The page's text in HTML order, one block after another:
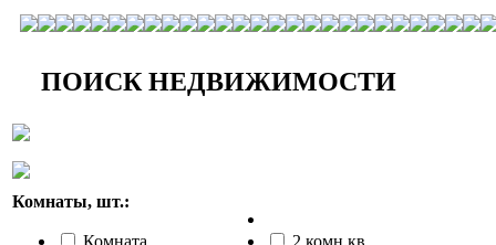
ПОИСК НЕДВИЖИМОСТИ
Комнаты, шт.:
Комната
2 комн.кв